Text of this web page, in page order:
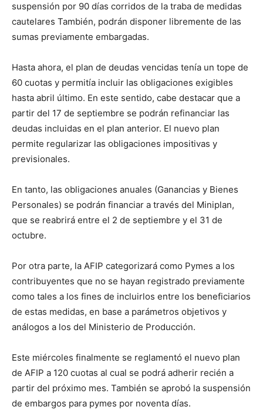
suspensión por 90 días corridos de la traba de medidas
cautelares También, podrán disponer libremente de las
sumas previamente embargadas.
Hasta ahora, el plan de deudas vencidas tenía un tope de
60 cuotas y permitía incluir las obligaciones exigibles
hasta abril último. En este sentido, cabe destacar que a
partir del 17 de septiembre se podrán refinanciar las
deudas incluidas en el plan anterior. El nuevo plan
permite regularizar las obligaciones impositivas y
previsionales.
En tanto, las obligaciones anuales (Ganancias y Bienes
Personales) se podrán financiar a través del Miniplan,
que se reabrirá entre el 2 de septiembre y el 31 de
octubre.
Por otra parte, la AFIP categorizará como Pymes a los
contribuyentes que no se hayan registrado previamente
como tales a los fines de incluirlos entre los beneficiarios
de estas medidas, en base a parámetros objetivos y
análogos a los del Ministerio de Producción.
Este miércoles finalmente se reglamentó el nuevo plan
de AFIP a 120 cuotas al cual se podrá adherir recién a
partir del próximo mes. También se aprobó la suspensión
de embargos para pymes por noventa días.